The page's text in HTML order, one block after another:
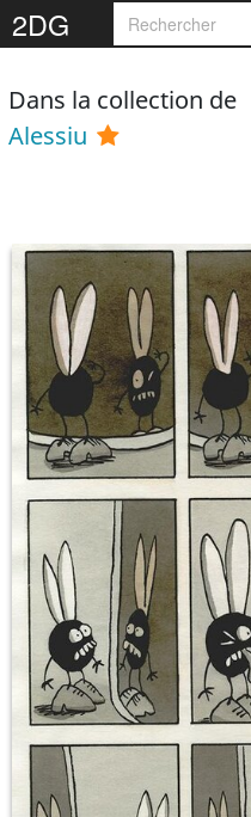
2DG
Dans la collection de
Alessiu